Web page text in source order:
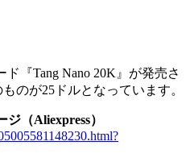
ド『Tang Nano 20K』が発売さ
のが25ドルとなっています。
（Aliexpress）